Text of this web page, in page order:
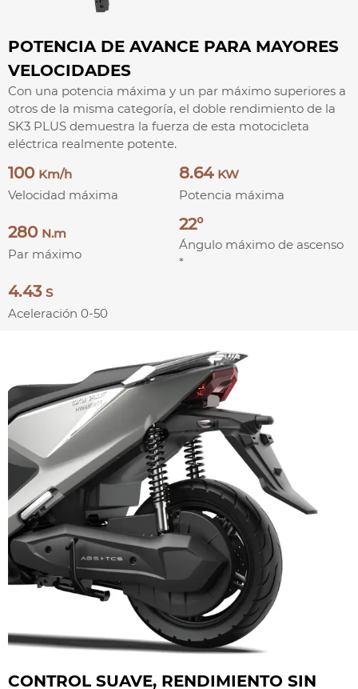
POTENCIA DE AVANCE PARA MAYORES
VELOCIDADES
Con una potencia máxima y un par máximo superiores a
otros de la misma categoría, el doble rendimiento de la
SK3 PLUS demuestra la fuerza de esta motocicleta
eléctrica realmente potente.
100 Km/h
Velocidad máxima
8.64 KW
Potencia máxima
280 N.m
Par máximo
22°
Ángulo máximo de ascenso
*
4.43 S
Aceleración 0-50
CONTROL SUAVE, RENDIMIENTO SIN